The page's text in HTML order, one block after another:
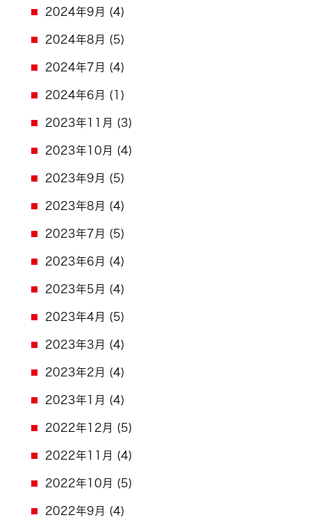
2024年9月 (4)
2024年8月 (5)
2024年7月 (4)
2024年6月 (1)
2023年11月 (3)
2023年10月 (4)
2023年9月 (5)
2023年8月 (4)
2023年7月 (5)
2023年6月 (4)
2023年5月 (4)
2023年4月 (5)
2023年3月 (4)
2023年2月 (4)
2023年1月 (4)
2022年12月 (5)
2022年11月 (4)
2022年10月 (5)
2022年9月 (4)